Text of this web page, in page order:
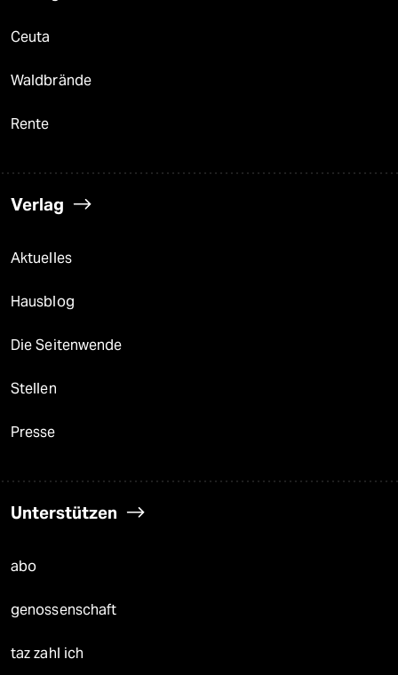
Ceuta
Waldbrände
Rente
Verlag
Aktuelles
Hausblog
Die Seitenwende
Stellen
Presse
Unterstützen
abo
genossenschaft
taz zahl ich